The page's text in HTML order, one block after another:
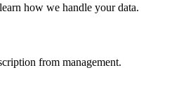
how we handle your data.
from management.